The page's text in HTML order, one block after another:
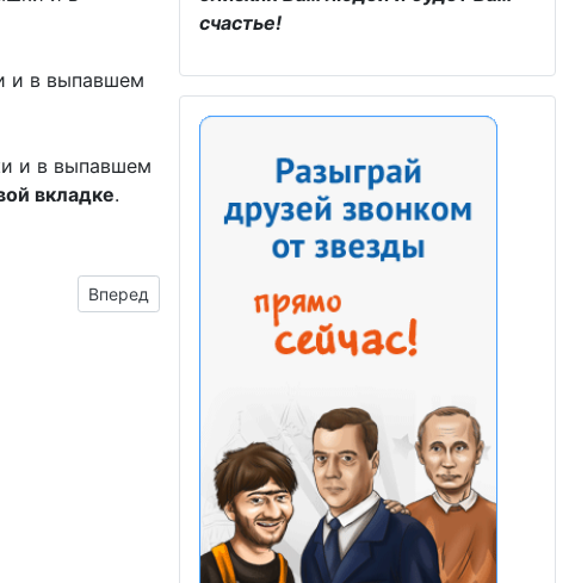
и в выпавшем
и в выпавшем
вкладке.
Следующий материал: поздравить друга афганца с днём
Вперед
счастье!